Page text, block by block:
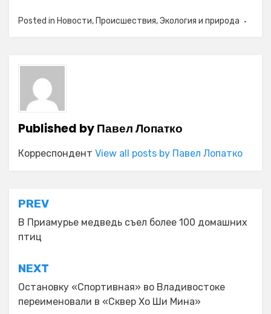
Posted in Новости, Происшествия,Экология и природа
Published byПавел Лопатко
Корреспондент View all posts by Павел Лопатко
Навигация
по
записям
PREV
В Приамурье медведь съел более 100 домашних
птиц
NEXT
Остановку «Спортивная» во Владивостоке
переименовали в «Сквер Хо Ши Мина»